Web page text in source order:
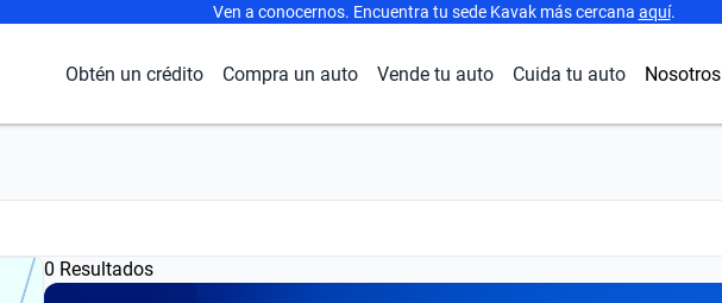
Ven a conocernos. Encuentra tu sede Kavak más cercana aquí.
Obtén un crédito Compra un auto Vende tu auto Cuida tu auto Nosotros
0 Resultados